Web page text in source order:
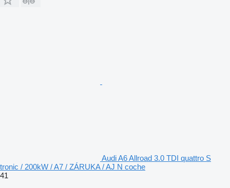
Audi A6 Allroad 3.0 TDI quattro S
tronic / 200kW / A7 / ZÁRUKA / AJ N coche
41